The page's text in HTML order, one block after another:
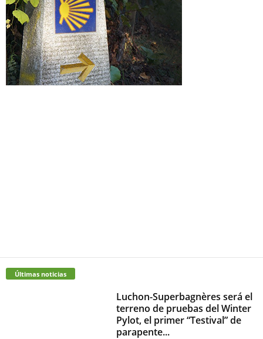
Últimas noticias
Luchon-Superbagnères será el
terreno de pruebas del Winter
Pylot, el primer “Testival” de
parapente...